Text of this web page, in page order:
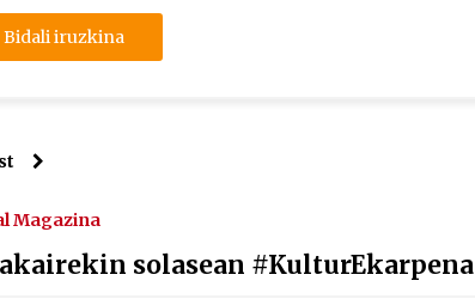
Magazina
solasean #KulturEkarpena